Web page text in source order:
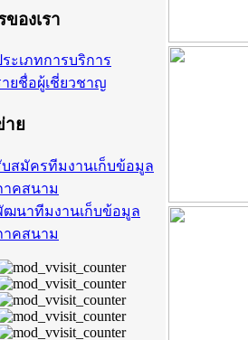
องเรา
ะเภทการบริการ
ายชื่อผู้เชี่ยวชาญ
าย
บสมัครทีมงานเก็บข้อมูล
าคสนาม
ฒนาทีมงานเก็บข้อมูล
าคสนาม